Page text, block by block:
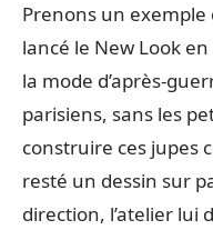
Prenons un
lancé le New Look
la mode d’après-
parisiens, sans les
construire ces jupes
resté un dessin sur
direction, l’atelier lui